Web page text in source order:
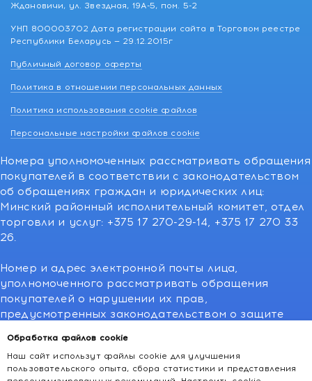
Обработка файлов cookie
Наш сайт использут файлы cookie для улучшения
пользовательского опыта, сбора статистики и представления
Ждановичи, ул. Звездная, 19А-5, пом. 5-2
УНП 800003702 Дата регистрации сайта в Торговом реестре
Республики Беларусь — 29.12.2015г
Публичный договор оферты
Политика в отношении персональных данных
Политика использования cookie файлов
Персональные настройки файлов cookie
Номера уполномоченных рассматривать обращения
покупателей в соответствии с законодательством
об обращениях граждан и юридических лиц:
Минский районный исполнительный комитет, отдел
торговли и услуг: +375 17 270-29-14, +375 17 270 33
26.
Номер и адрес электронной почты лица,
уполномоченного рассматривать обращения
покупателей о нарушении их прав,
предусмотренных законодательством о защите
операторов), info@kakvapteke.by